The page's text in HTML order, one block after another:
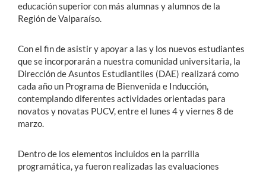
educación superior con más alumnas y alumnos de la
Región de Valparaíso.
Con el fin de asistir y apoyar a las y los nuevos estudiantes
que se incorporarán a nuestra comunidad universitaria, la
Dirección de Asuntos Estudiantiles (DAE) realizará como
cada año un Programa de Bienvenida e Inducción,
contemplando diferentes actividades orientadas para
novatos y novatas PUCV, entre el lunes 4 y viernes 8 de
marzo.
Dentro de los elementos incluidos en la parrilla
programática, ya fueron realizadas las evaluaciones